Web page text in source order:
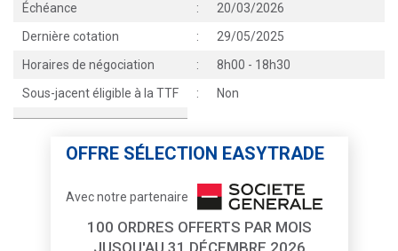
Échéance
:
20/03/2026
Dernière cotation
:
29/05/2025
Horaires de négociation
:
8h00 - 18h30
Sous-jacent éligible à la TTF
: Non
OFFRE SÉLECTION EASYTRADE
Avec notre partenaire
100 ORDRES OFFERTS PAR MOIS
JUSQU'AU 31 DÉCEMBRE 2026